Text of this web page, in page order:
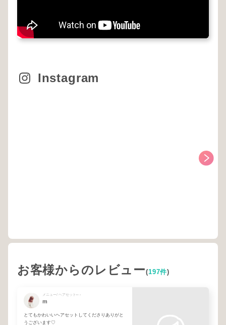
Instagram
お客様からのレビュー(197件)
メニュー/ ヘアセット⑅ ⋆
m
とてもかわいいヘアセットしてくださりありがと
うございます♡